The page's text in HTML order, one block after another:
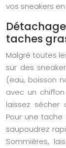
vos sneakers
taches
Malgré toutes
sur des
(eau, boisson
avec un
laissez
Pour une tache
saupoudrez
Sommières,